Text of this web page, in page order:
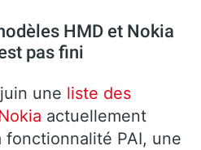
HMD et Nokia
pas fini
une liste des
actuellement
fonctionnalité PAI, une